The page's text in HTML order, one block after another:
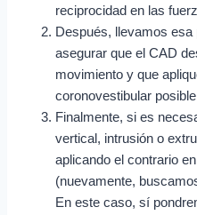
reciprocidad en las
Después, llevamos esa
asegurar que el CAD
movimiento y que
coronovestibular
Finalmente, si es
vertical, intrusión o
aplicando el contrario
(nuevamente,
En este caso, sí